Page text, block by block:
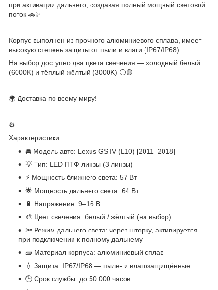
при активации дальнего, создавая полный мощный световой
поток 🚗✨
Корпус выполнен из прочного алюминиевого сплава, имеет
высокую степень защиты от пыли и влаги (IP67/IP68).
На выбор доступно два цвета свечения — холодный белый
(6000K) и тёплый жёлтый (3000K) ⚪🟡
🌍 Доставка по всему миру!
⚙️
Характеристики
🚘 Модель авто: Lexus GS IV (L10) [2011–2018]
💡 Тип: LED ПТФ линзы (3 линзы)
⚡ Мощность ближнего света: 57 Вт
🌟 Мощность дальнего света: 64 Вт
🔋 Напряжение: 9–16 В
🎨 Цвет свечения: белый / жёлтый (на выбор)
🔦 Режим дальнего света: через шторку, активируется
при подключении к полному дальнему
🧱 Материал корпуса: алюминиевый сплав
💧 Защита: IP67/IP68 — пыле- и влагозащищённые
🕒 Срок службы: до 50 000 часов